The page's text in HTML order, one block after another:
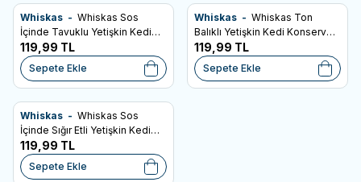
Son Kullanma Tarihi: 13.05.2027
Favorilere Ekle
Whiskas - Whiskas Sos
İçinde Tavuklu Yetişkin Kedi
Konservesi 400gr
119,99 TL
Sepete Ekle
SKT: 25.10.2027
Favorilere Ekle
Whiskas - Whiskas Ton
Balıklı Yetişkin Kedi Konservesi
400 Gr
119,99 TL
Sepete Ekle
SKT: 14.04.2027
Favorilere Ekle
Whiskas - Whiskas Sos
İçinde Sığır Etli Yetişkin Kedi
Konservesi 400gr
119,99 TL
Sepete Ekle